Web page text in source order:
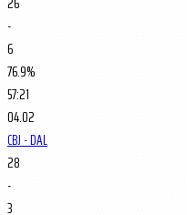
-
6
76.9%
57:21
04.02
CBJ - DAL
28
-
3